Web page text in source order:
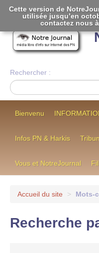
Rechercher :
Bienvenu
Infos PN & Harkis
Vous et NotreJournal
Accueil du site > Mots-
Recherche
Cette version de
utilisée jusqu’en
contactez nous